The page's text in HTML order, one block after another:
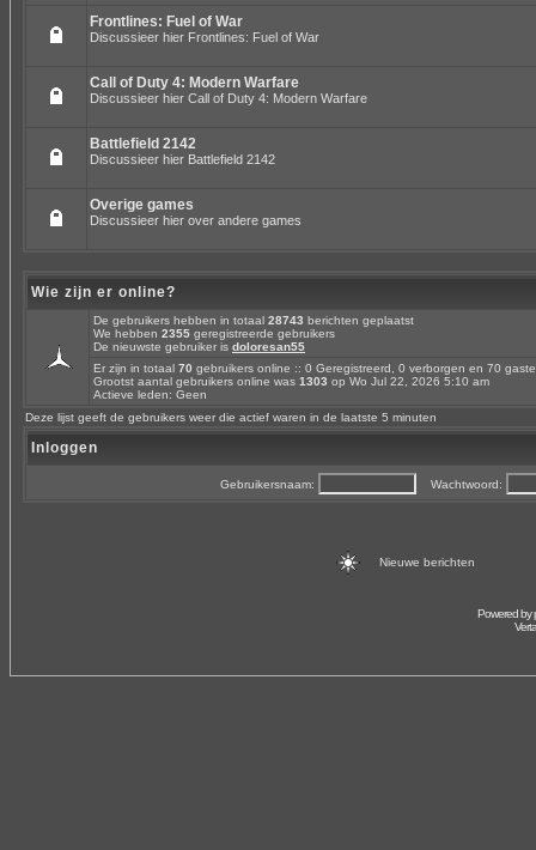
Frontlines: Fuel of War
Discussieer hier Frontlines: Fuel of War
Call of Duty 4: Modern Warfare
Discussieer hier Call of Duty 4: Modern Warfare
Battlefield 2142
Discussieer hier Battlefield 2142
Overige games
Discussieer hier over andere games
Wie zijn er online?
De gebruikers hebben in totaal 28743 berichten geplaatst
We hebben 2355 geregistreerde gebruikers
De nieuwste gebruiker is doloresan55
Er zijn in totaal 70 gebruikers online :: 0 Geregistreerd, 0 verborgen en 70
Grootst aantal gebruikers online was 1303 op Wo Jul 22, 2026 5:10 am
Actieve leden: Geen
Deze lijst geeft de gebruikers weer die actief waren in de laatste 5 minuten
Inloggen
Gebruikersnaam: Wachtwoord:
Nieuwe berichten
Powered by